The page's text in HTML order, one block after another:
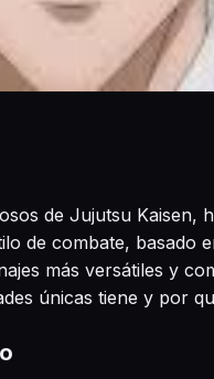
de Jujutsu Kaisen,
de combate, basado
más versátiles y
únicas tiene y por